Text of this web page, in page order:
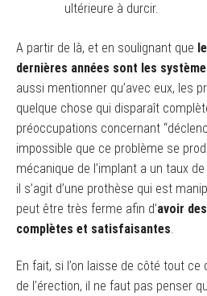
ultérieure à durcir.
A partir de là, et en soulignant que
dernières années sont les
aussi mentionner qu’avec eux, les
quelque chose qui disparaît
préoccupations concernant
impossible que ce problème se
mécanique de l’implant a un taux
il s’agit d’une prothèse qui est
peut être très ferme afin d’avoir
complètes et satisfaisantes.
En fait, si l’on laisse de côté tout
de l’érection, il ne faut pas penser